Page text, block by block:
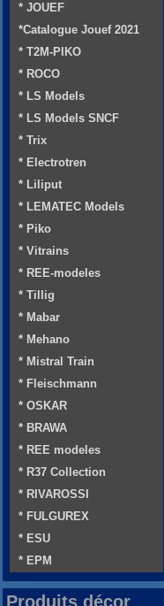
* JOUEF
*Catalogue Jouef 2021
* T2M-PIKO
* ROCO
* LS Models
* LS Models SNCF
* Trix
* Electrotren
* Liliput
* LEMATEC Models
* Piko
* Vitrains
* REE-modeles
* Tillig
* Mabar
* Mehano
* Mistral Train
* Fleischmann
* OSKAR
* BRAWA
* REE modeles
* R37 Collection
* RIVAROSSI
* FULGUREX
* ESU
* EPM
Produits décor